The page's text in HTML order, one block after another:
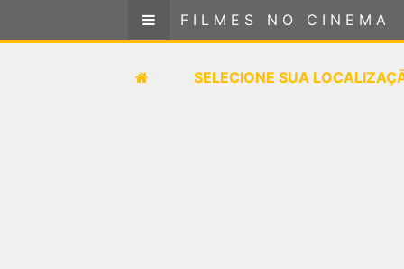
FILMES NO CINEMA
SELECIONE SUA
FILMES NO CINEMA
SELECIONE SUA LOCALIZAÇÃO